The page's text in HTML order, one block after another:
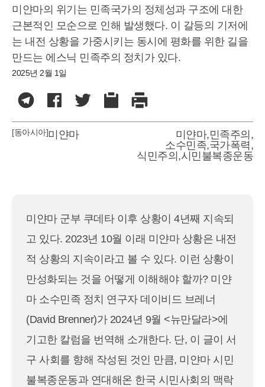
미얀마의 위기는 민족국가의 정체성과 구조에 대한
근본적인 모순으로 인해 발생했다. 이 갈등의 기저에
는 내전 상황을 가중시키는 동시에 평화를 위한 길을
만드는 에스닉 민족주의 정치가 있다.
2025년 2월 1일
[동아시아]미얀마 미얀마,민족주의 ,
소수민족,국가폭력,
식민주의 ,시민불복종운동
미얀마 군부 쿠데타 이후 상황이 4년째 지속되
고 있다. 2023년 10월 이래 미얀마 상황은 내전
적 상황의 지속이라고 볼 수 있다. 이런 상황이
만성화되는 것을 어떻게 이해해야 할까? 미얀
마 소수민족 정치 연구자 데이비드 브레너
(David Brenner)가 2024년 9월 <뉴만달라>에
기고한 칼럼을 번역해 소개한다. 단, 이 글이 서
구 사회를 향해 작성된 것인 만큼, 미얀마 시민
불복종운동과 연대해온 한국 시민사회의 맥락